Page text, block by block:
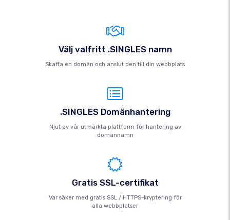
Välj valfritt .SINGLES namn
Skaffa en domän och anslut den till din webbplats
.SINGLES Domänhantering
Njut av vår utmärkta plattform för hantering av
domännamn
Gratis SSL-certifikat
Var säker med gratis SSL / HTTPS-kryptering för
alla webbplatser